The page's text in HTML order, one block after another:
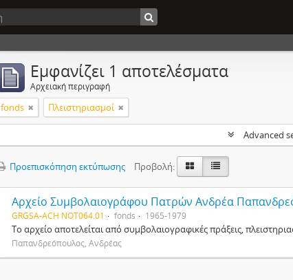
Εμφανίζει 1 αποτελέσματα
Αρχειακή περιγραφή
fonds Πλειστηριασμοί
Advanced
Προεπισκόπηση εκτύπωσης Προβολή:
Αρχείο Συμβολαιογράφου Πατρών Ανδρέα
GRGSA-ACH NOT064.01 fonds 1965-1979
Το αρχείο αποτελείται από συμβολαιογραφικές πράξεις,
Παπανδρεόπουλος, Ανδρέας